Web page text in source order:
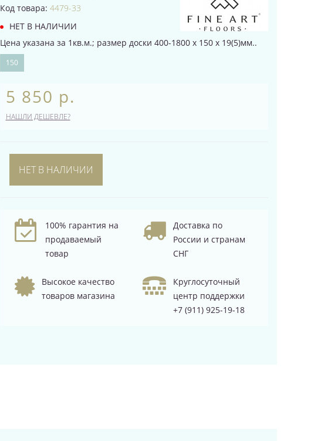
Код товара: 4479-33
НЕТ В НАЛИЧИИ
Цена указана за 1кв.м.; размер доски 400-1800 х 150 х 19(5)мм..
150
5 850 р.
НАШЛИ ДЕШЕВЛЕ?
НЕТ В НАЛИЧИИ
100% гарантия на
продаваемый
товар
Доставка по
России и странам
СНГ
Высокое качество
товаров магазина
Круглосуточный
центр поддержки
+7 (911) 925-19-18